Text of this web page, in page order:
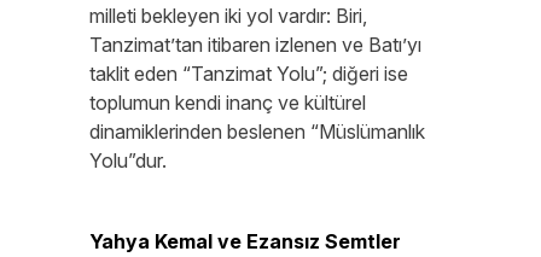
milleti bekleyen iki yol vardır: Biri,
Tanzimat’tan itibaren izlenen ve Batı’yı
taklit eden “Tanzimat Yolu”; diğeri ise
toplumun kendi inanç ve kültürel
dinamiklerinden beslenen “Müslümanlık
Yolu”dur.
Yahya Kemal ve Ezansız Semtler